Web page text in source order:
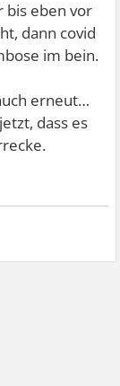
bis eben vor
dann covid
im bein.
erneut…
dass es